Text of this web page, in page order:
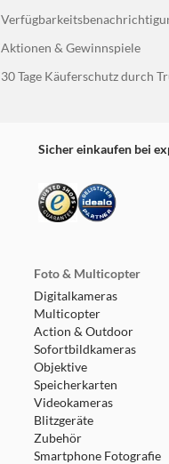
Aktionen & Gewinnspiele
30 Tage Käuferschutz durch
Sicher einkaufen bei
Foto & Multicopter
Digitalkameras
Multicopter
Action & Outdoor
Sofortbildkameras
Objektive
Speicherkarten
Videokameras
Blitzgeräte
Zubehör
Smartphone Fotografie